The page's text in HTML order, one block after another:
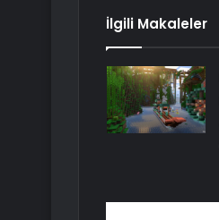
İlgili Makaleler